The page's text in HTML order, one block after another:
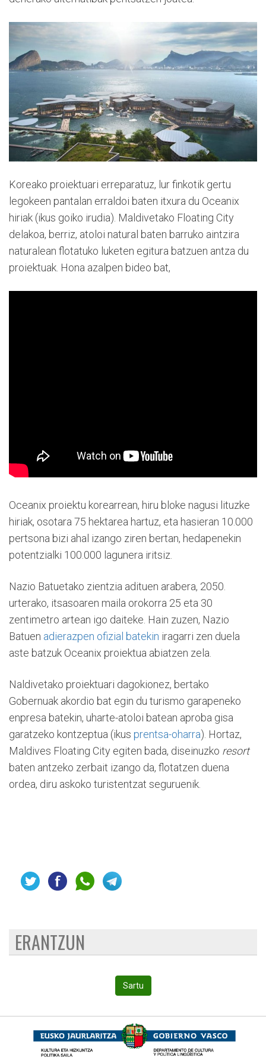
Koreako proiektuari erreparatuz, lur finkotik gertu
legokeen pantalan erraldoi baten itxura du Oceanix
hiriak (ikus goiko irudia). Maldivetako Floating City
delakoa, berriz, atoloi natural baten barruko aintzira
naturalean flotatuko luketen egitura batzuen antza du
proiektuak. Hona azalpen bideo bat,
Oceanix proiektu korearrean, hiru bloke nagusi lituzke
hiriak, osotara 75 hektarea hartuz, eta hasieran 10.000
pertsona bizi ahal izango ziren bertan, hedapenekin
potentzialki 100.000 lagunera iritsiz.
Nazio Batuetako zientzia adituen arabera, 2050.
urterako, itsasoaren maila orokorra 25 eta 30
zentimetro artean igo daiteke. Hain zuzen, Nazio
Batuen adierazpen ofizial batekin iragarri zen duela
aste batzuk Oceanix proiektua abiatzen zela.
Naldivetako proiektuari dagokionez, bertako
Gobernuak akordio bat egin du turismo garapeneko
enpresa batekin, uharte-atoloi batean aproba gisa
garatzeko kontzeptua (ikus prentsa-oharra). Hortaz,
Maldives Floating City egiten bada, diseinuzko resort
baten antzeko zerbait izango da, flotatzen duena
ordea, diru askoko turistentzat seguruenik.
ERANTZUN
Sartu